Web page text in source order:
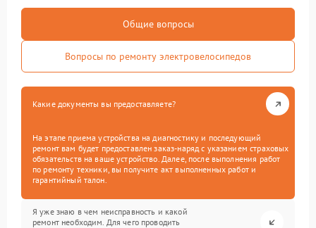
Общие вопросы
Вопросы по ремонту электровелосипедов
Какие документы вы предоставляете?
На этапе приема устройства на диагностику и последующий
ремонт вам будет предоставлен заказ-наряд с указанием страховых
обязательств на ваше устройство. Далее, после выполнения работ
по ремонту техники, вы получите акт выполненных работ и
гарантийный талон.
Я уже знаю в чем неисправность и какой
ремонт необходим. Для чего проводить